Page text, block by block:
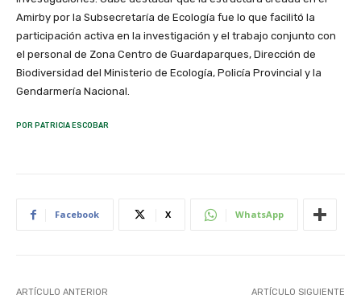
Amirby por la Subsecretaría de Ecología fue lo que facilitó la
participación activa en la investigación y el trabajo conjunto con
el personal de Zona Centro de Guardaparques, Dirección de
Biodiversidad del Ministerio de Ecología, Policía Provincial y la
Gendarmería Nacional.
POR PATRICIA ESCOBAR
Facebook X WhatsApp
ARTÍCULO ANTERIOR ARTÍCULO SIGUIENTE